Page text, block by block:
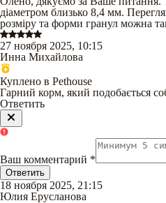
діаметром близько 8,4 мм.
розміру та форми гранул можна
27 ноября 2025, 10:15
Инна Михайлова
Куплено в Pethouse
Гарний корм, який подобається
Ответить
Ваш комментарий *
Ответить
18 ноября 2025, 21:15
Юлия Ерусланова